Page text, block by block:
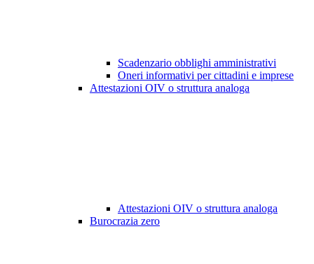
Scadenzario obblighi amministrativi
Oneri informativi per cittadini e imprese
Attestazioni OIV o struttura analoga
Attestazioni OIV o struttura analoga
Burocrazia zero